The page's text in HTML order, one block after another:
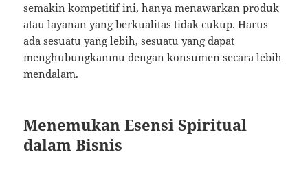
semakin kompetitif ini, hanya menawarkan produk
atau layanan yang berkualitas tidak cukup. Harus
ada sesuatu yang lebih, sesuatu yang dapat
menghubungkanmu dengan konsumen secara lebih
mendalam.
Menemukan Esensi Spiritual
dalam Bisnis